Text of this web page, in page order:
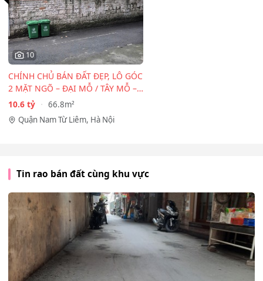
10
CHÍNH CHỦ BÁN ĐẤT ĐẸP, LÔ GÓC
2 MẶT NGÕ – ĐẠI MỖ / TÂY MỖ –
CẠNH…
10.6 tỷ
66.8m²
Quận Nam Từ Liêm, Hà Nội
Tin rao bán đất cùng khu vực